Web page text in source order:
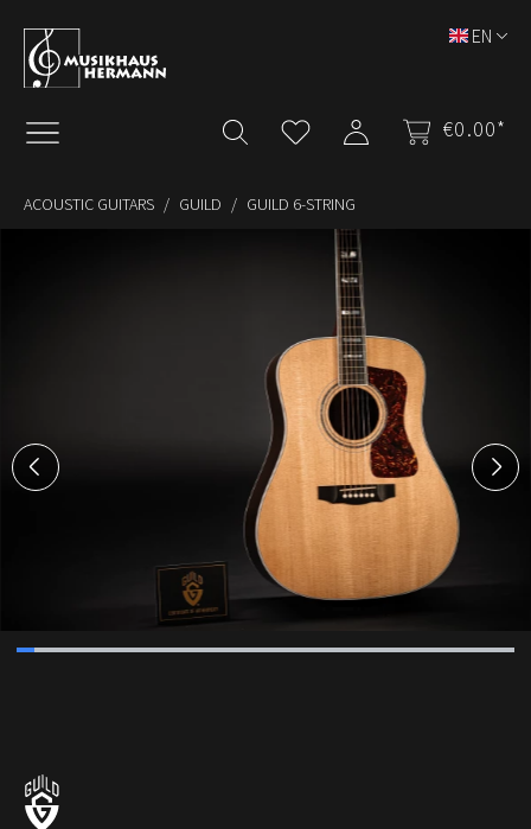
Skip to main content
€0.00*
EN
ACOUSTIC GUITARS GUILD GUILD 6-STRING